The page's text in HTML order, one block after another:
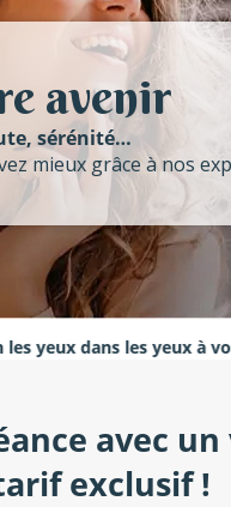
avenir
sérénité…
mieux grâce à nos
les yeux à votre
avec un
exclusif !